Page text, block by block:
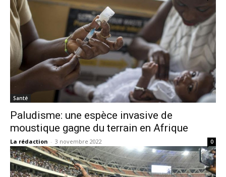
Santé
Paludisme: une espèce invasive de
moustique gagne du terrain en Afrique
La rédaction - 3 novembre 2022 0